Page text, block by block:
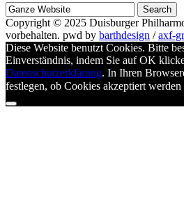
Suche
nach
Copyright © 2025 Duisburger
vorbehalten. pwd by barthdesign /axf-
Diese Website benutzt Cookies. Bitte
Einverständnis, indem Sie auf OK
Datenschutzerklärung. In Ihren
festlegen, ob Cookies akzeptiert